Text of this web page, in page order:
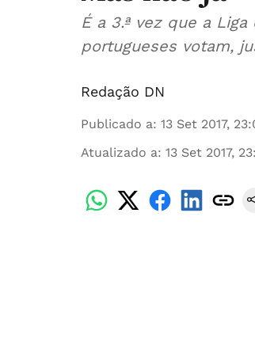
É a 3.ª vez que a
portugueses votam,
Redação DN
Publicado a: 13 Set 2017,
Atualizado a: 13 Set 2017,